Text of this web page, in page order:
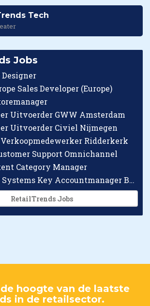
Tech
Jobs
Sales Developer (Europe)
Uitvoerder GWW Amsterdam
Uitvoerder Civiel Nijmegen
Ridderkerk
Support Omnichannel
Category Manager
Checkpoint Systems Key Accountmanager Benelux
RetailTrends Jobs
hoogte van de laatste
in de retailsector.